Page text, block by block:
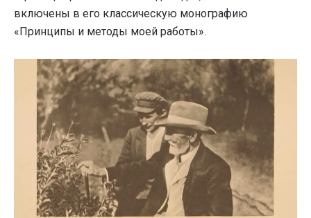
включены в его классическую монографию
«Принципы и методы моей работы».